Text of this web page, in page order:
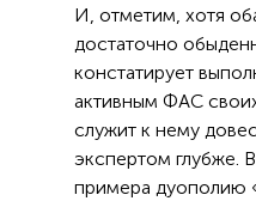
И, отметим, хотя
достаточно
констатирует
активным ФАС
служит к нему
экспертом глубже.
примера дуополию